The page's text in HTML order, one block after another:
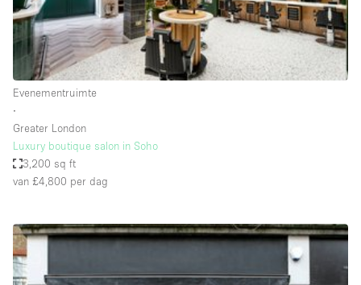
Galerie
Hal
Herenhuis / Huis
Kantoorruimte
Kraampje / Kiosk / Stalletje
Kraampje / Marktkraam
Magazijn
Ontvangsthal
Evenementruimte
∙
Greater London
Luxury boutique salon in Soho
3,200 sq ft
van £4,800 per dag